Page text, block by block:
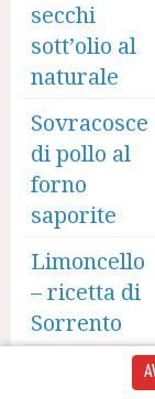
secchi
sott’olio al
naturale
Sovracosce
di pollo al
forno
saporite
Limoncello
– ricetta di
Sorrento